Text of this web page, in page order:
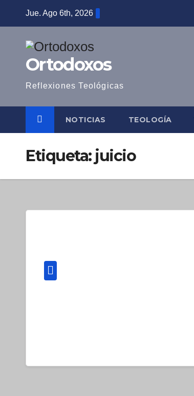
Jue. Ago 6th, 2026
Ortodoxos
Reflexiones Teológicas
NOTICIAS TEOLOGÍA
Etiqueta: juicio